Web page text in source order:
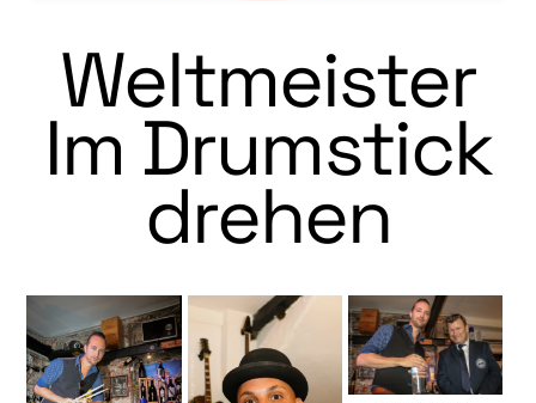
Weltmeister
Im Drumstick
drehen